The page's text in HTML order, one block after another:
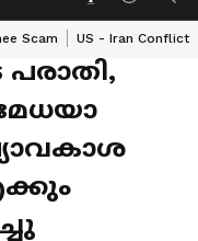
Scam US - Iran Conflict